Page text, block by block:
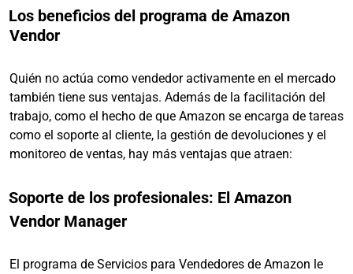
Los beneficios del programa de Amazon
Vendor
Quién no actúa como vendedor activamente en el mercado
también tiene sus ventajas. Además de la facilitación del
trabajo, como el hecho de que Amazon se encarga de tareas
como el soporte al cliente, la gestión de devoluciones y el
monitoreo de ventas, hay más ventajas que atraen:
Soporte de los profesionales: El Amazon
Vendor Manager
El programa de Servicios para Vendedores de Amazon le